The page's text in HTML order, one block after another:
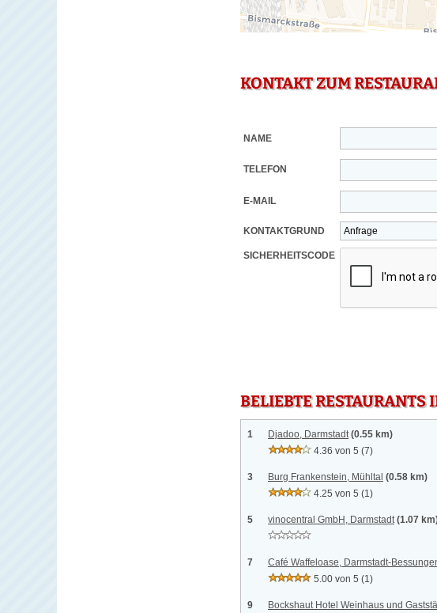
KONTAKT ZUM
NAME
TELEFON
E-MAIL
KONTAKTGRUND
SICHERHEITSCODE
BELIEBTE RESTAURANTS
1 Djadoo, Darmstadt (0.55 km)
4.36 von 5 (7)
3 Burg Frankenstein, Mühltal (0.58 km)
4.25 von 5 (1)
5 vinocentral GmbH, Darmstadt (1.07
7 Café Waffeloase, Darmstadt-
5.00 von 5 (1)
9 Bockshaut Hotel Weinhaus und